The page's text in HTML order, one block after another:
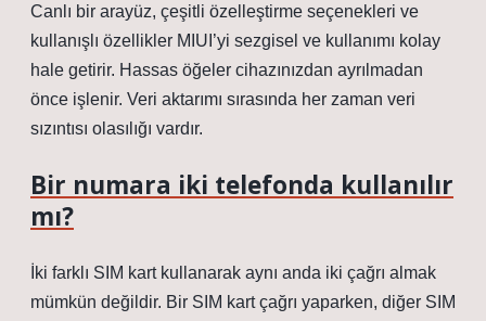
Canlı bir arayüz, çeşitli özelleştirme seçenekleri ve
kullanışlı özellikler MIUI’yi sezgisel ve kullanımı kolay
hale getirir. Hassas öğeler cihazınızdan ayrılmadan
önce işlenir. Veri aktarımı sırasında her zaman veri
sızıntısı olasılığı vardır.
Bir numara iki telefonda kullanılır
mı?
İki farklı SIM kart kullanarak aynı anda iki çağrı almak
mümkün değildir. Bir SIM kart çağrı yaparken, diğer SIM